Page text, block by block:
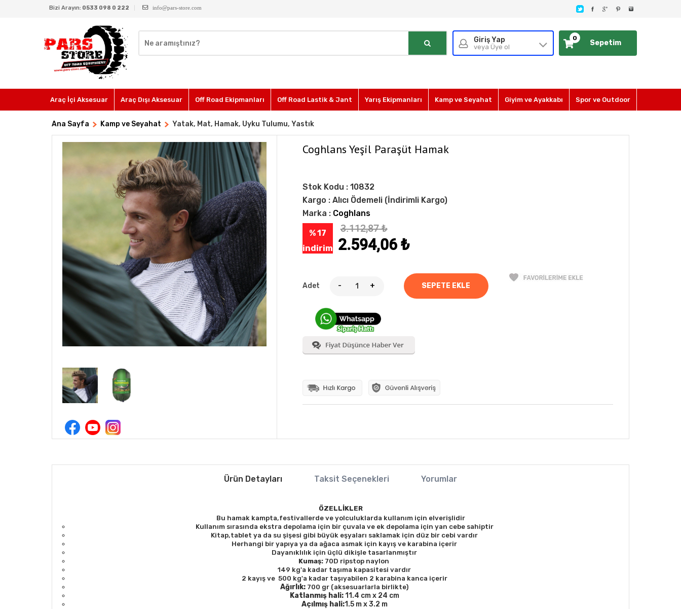
Bizi Arayın: 0533 098 0 222 info@pars-store.com
Giriş Yap
veya Üye ol Sepetim
0
Araç İçi Aksesuar Araç Dışı Aksesuar Off Road Ekipmanları Off Road Lastik & Jant Yarış Ekipmanları Kamp ve Seyahat Giyim ve Ayakkabı Spor ve Outdoor
Ana Sayfa Kamp ve Seyahat Yatak, Mat, Hamak, Uyku Tulumu, Yastık
Coghlans Yeşil Paraşüt Hamak
Stok Kodu : 10832
Kargo : Alıcı Ödemeli (İndirimli Kargo)
Marka : Coghlans
% 17
indirim
3.112,87₺
2.594,06₺
Adet +
-
Ürün Detayları Taksit Seçenekleri Yorumlar
ÖZELLİKLER
Bu hamak kampta,festivallerde ve yolculuklarda kullanım için elverişlidir
Kullanım sırasında ekstra depolama için bir çuvala ve ek depolama için yan cebesahiptir
Kitap,tablet ya da su şişesi gibi büyük eşyaları saklamak için düz bir cebi vardır
Herhangi bir yapıya ya da ağaca asmak için kayış ve karabina içerir
Dayanıklılık için üçlü dikişle tasarlanmıştır
Kumaş:70D ripstop naylon
149 kg'a kadar taşıma kapasitesi vardır
2 kayış ve 500 kg'a kadar taşıyabilen 2 karabina kanca içerir
Ağırlık: 700 gr (aksesuarlarla birlikte)
Katlanmış hali: 11.4 cm x 24 cm
Açılmış hali:1.5 m x 3.2 m